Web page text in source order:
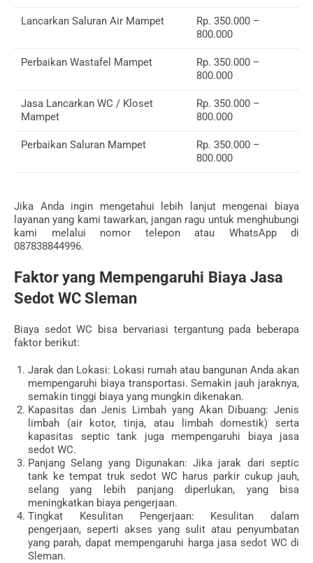
Lancarkan Saluran Air Mampet
Rp. 350.000 –
800.000
Perbaikan Wastafel Mampet
Rp. 350.000 –
800.000
Jasa Lancarkan WC / Kloset
Mampet
Rp. 350.000 –
800.000
Perbaikan Saluran Mampet
Rp. 350.000 –
800.000
Jika Anda ingin mengetahui lebih lanjut mengenai biaya
layanan yang kami tawarkan, jangan ragu untuk menghubungi
kami melalui nomor telepon atau WhatsApp di
087838844996.
Faktor yang Mempengaruhi Biaya Jasa
Sedot WC Sleman
Biaya sedot WC bisa bervariasi tergantung pada beberapa
faktor berikut:
Jarak dan Lokasi: Lokasi rumah atau bangunan Anda akan
mempengaruhi biaya transportasi. Semakin jauh jaraknya,
semakin tinggi biaya yang mungkin dikenakan.
Kapasitas dan Jenis Limbah yang Akan Dibuang: Jenis
limbah (air kotor, tinja, atau limbah domestik) serta
kapasitas septic tank juga mempengaruhi biaya jasa
sedot WC.
Panjang Selang yang Digunakan: Jika jarak dari septic
tank ke tempat truk sedot WC harus parkir cukup jauh,
selang yang lebih panjang diperlukan, yang bisa
meningkatkan biaya pengerjaan.
Tingkat Kesulitan Pengerjaan: Kesulitan dalam
pengerjaan, seperti akses yang sulit atau penyumbatan
yang parah, dapat mempengaruhi harga jasa sedot WC di
Sleman.